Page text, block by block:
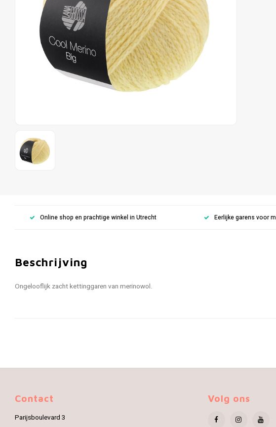
Online shop en prachtige winkel in Utrecht Eerlijke garens voor
Beschrijving
Ongelooflijk zacht kettinggaren van merinowol.
Contact
Parijsboulevard 3
Volg ons